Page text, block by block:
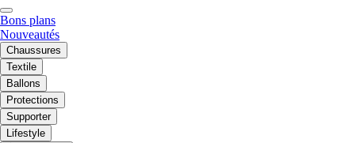
Bons plans
Nouveautés
Chaussures
Textile
Ballons
Protections
Supporter
Lifestyle